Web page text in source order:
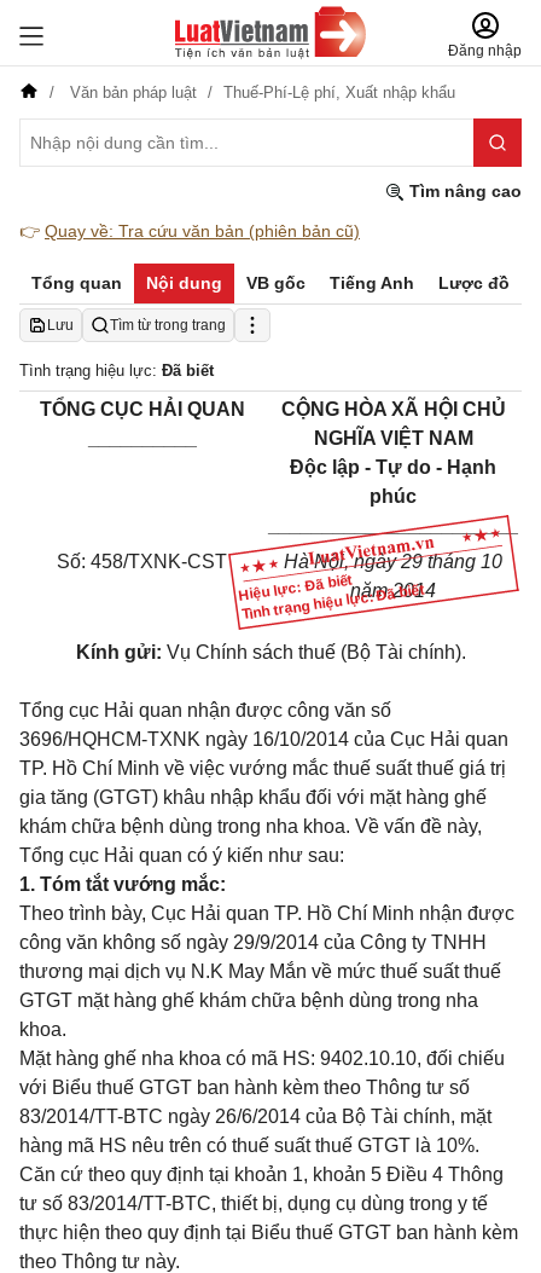
Đăng nhập
Văn bản pháp luật Thuế-Phí-Lệ phí, Xuất nhập khẩu
Tìm nâng cao
👉 Quay về: Tra cứu văn bản (phiên bản cũ)
Tổng quan Nội dung VB gốc Tiếng Anh Lược đồ
Lưu Tìm từ trong trang
Tình trạng hiệu lực: Đã biết
Hiệu lực: Đã biết
Tình trạng hiệu lực: Đã biết
TỔNG CỤC HẢI QUAN
CỘNG HÒA XÃ HỘI CHỦ
NGHĨA VIỆT NAM
Độc lập - Tự do - Hạnh
phúc
_______________________
Số: 458/TXNK-CST
Hà Nội, ngày 29 tháng 10
năm 2014
Kính gửi: Vụ Chính sách thuế (Bộ Tài chính).
Tổng cục Hải quan nhận được công văn số
3696/HQHCM-TXNK ngày 16/10/2014 của Cục Hải quan
TP. Hồ Chí Minh về việc vướng mắc thuế suất thuế giá trị
gia tăng (GTGT) khâu nhập khẩu đối với mặt hàng ghế
khám chữa bệnh dùng trong nha khoa. Về vấn đề này,
Tổng cục Hải quan có ý kiến như sau:
1. Tóm tắt vướng mắc:
Theo trình bày, Cục Hải quan TP. Hồ Chí Minh nhận được
công văn không số ngày 29/9/2014 của Công ty TNHH
thương mại dịch vụ N.K May Mắn về mức thuế suất thuế
GTGT mặt hàng ghế khám chữa bệnh dùng trong nha
khoa.
Mặt hàng ghế nha khoa có mã HS: 9402.10.10, đối chiếu
với Biểu thuế GTGT ban hành kèm theo Thông tư số
83/2014/TT-BTC ngày 26/6/2014 của Bộ Tài chính, mặt
hàng mã HS nêu trên có thuế suất thuế GTGT là 10%.
Căn cứ theo quy định tại khoản 1, khoản 5 Điều 4 Thông
tư số 83/2014/TT-BTC, thiết bị, dụng cụ dùng trong y tế
thực hiện theo quy định tại Biểu thuế GTGT ban hành kèm
theo Thông tư này.